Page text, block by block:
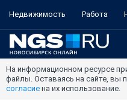
Недвижимость Работа
На информационном ресурсе
файлы. Оставаясь на сайте, вы
согласие на их использование.